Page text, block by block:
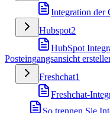
Integration der
Hubspot2
HubSpot
Posteingangsansicht
Freshchat1
Freshchat-
So trennen Sie